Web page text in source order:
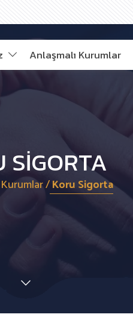
Anlaşmalı Kurumlar
SIGORTA
/Koru Sigorta